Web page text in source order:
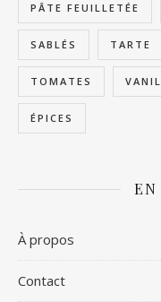
PÂTE FEUILLETÉE
SABLÉS TARTE
TOMATES
ÉPICES
EN
À propos
Contact